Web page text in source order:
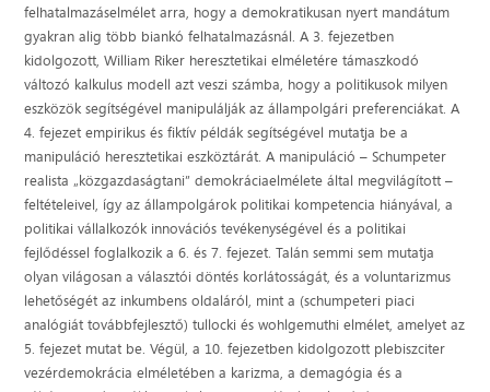
felhatalmazáselmélet arra, hogy a demokratikusan nyert mandátum
gyakran alig több biankó felhatalmazásnál. A 3. fejezetben
kidolgozott, William Riker heresztetikai elméletére támaszkodó
változó kalkulus modell azt veszi számba, hogy a politikusok milyen
eszközök segítségével manipulálják az állampolgári preferenciákat. A
4. fejezet empirikus és fiktív példák segítségével mutatja be a
manipuláció heresztetikai eszköztárát. A manipuláció – Schumpeter
realista „közgazdaságtani” demokráciaelmélete által megvilágított –
feltételeivel, így az állampolgárok politikai kompetencia hiányával, a
politikai vállalkozók innovációs tevékenységével és a politikai
fejlődéssel foglalkozik a 6. és 7. fejezet. Talán semmi sem mutatja
olyan világosan a választói döntés korlátosságát, és a voluntarizmus
lehetőségét az inkumbens oldaláról, mint a (schumpeteri piaci
analógiát továbbfejlesztő) tullocki és wohlgemuthi elmélet, amelyet az
5. fejezet mutat be. Végül, a 10. fejezetben kidolgozott plebiszciter
vezérdemokrácia elméletében a karizma, a demagógia és a